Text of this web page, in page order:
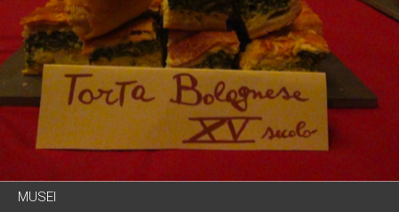
MUSEI